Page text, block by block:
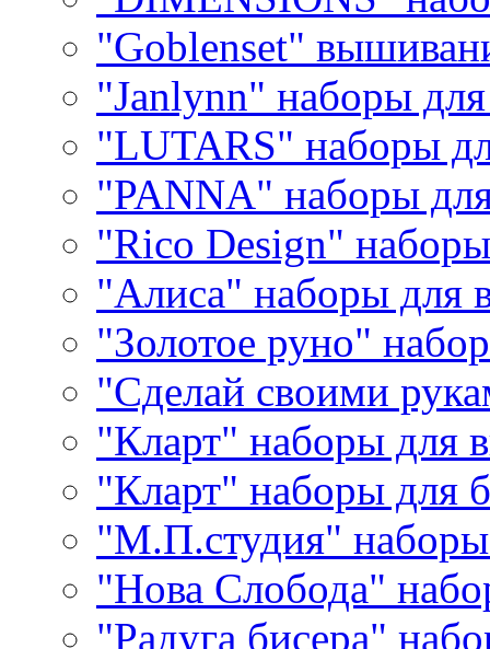
"Goblenset"
"Janlynn" наборы
"LUTARS" наборы
"PANNA" наборы
"Rico Design"
"Алиса" наборы для
"Золотое руно"
"Сделай своими
"Кларт" наборы для
"Кларт" наборы для
"М.П.студия"
"Нова Слобода"
"Радуга бисера"